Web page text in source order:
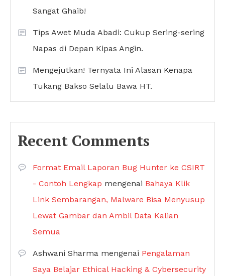
Sangat Ghaib!
Tips Awet Muda Abadi: Cukup Sering-sering
Napas di Depan Kipas Angin.
Mengejutkan! Ternyata Ini Alasan Kenapa
Tukang Bakso Selalu Bawa HT.
Recent Comments
Format Email Laporan Bug Hunter ke CSIRT
- Contoh Lengkap mengenai Bahaya Klik
Link Sembarangan, Malware Bisa Menyusup
Lewat Gambar dan Ambil Data Kalian
Semua
Ashwani Sharma mengenai Pengalaman
Saya Belajar Ethical Hacking & Cybersecurity